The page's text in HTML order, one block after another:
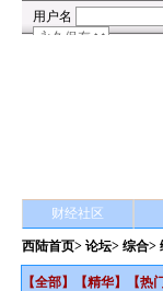
财经社区
西陆首页>论坛>综合>
【全部】【精华】【热门